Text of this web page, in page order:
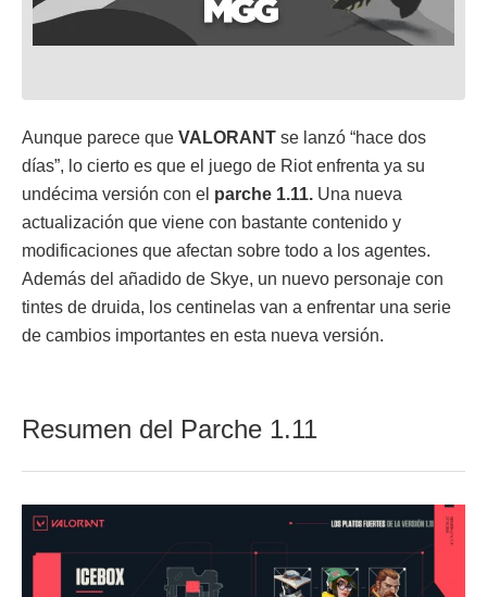
Aunque parece que VALORANT se lanzó “hace dos
días”, lo cierto es que el juego de Riot enfrenta ya su
undécima versión con el parche 1.11. Una nueva
actualización que viene con bastante contenido y
modificaciones que afectan sobre todo a los agentes.
Además del añadido de Skye, un nuevo personaje con
tintes de druida, los centinelas van a enfrentar una serie
de cambios importantes en esta nueva versión.
Resumen del Parche 1.11